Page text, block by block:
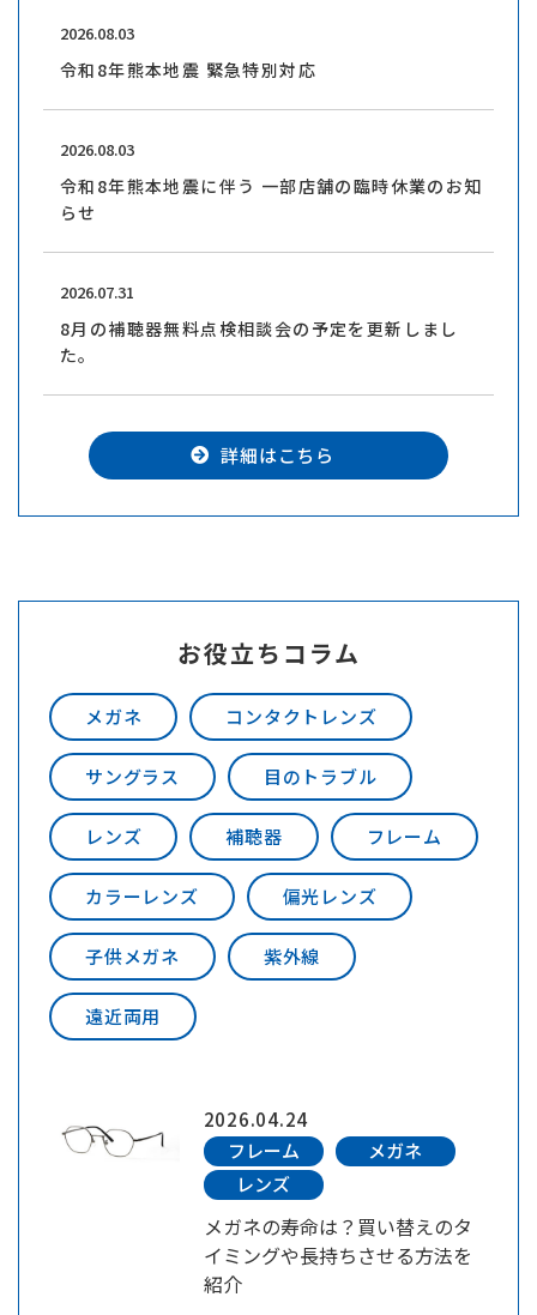
2026.08.03
令和8年熊本地震 緊急特別対応
2026.08.03
令和8年熊本地震に伴う 一部店舗の臨時休業のお知
らせ
2026.07.31
8月の補聴器無料点検相談会の予定を更新しまし
た。
詳細はこちら
お役立ちコラム
メガネ コンタクトレンズ
サングラス 目のトラブル
レンズ 補聴器 フレーム
カラーレンズ 偏光レンズ
子供メガネ 紫外線
遠近両用
2026.04.24
フレーム
メガネ
レンズ
メガネの寿命は？買い替えのタ
イミングや長持ちさせる方法を
紹介